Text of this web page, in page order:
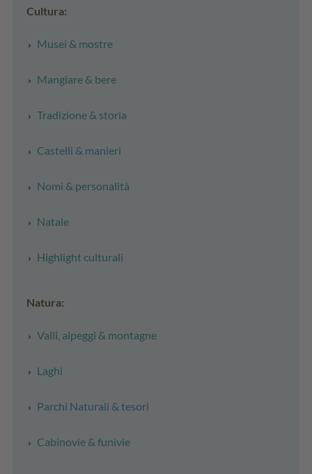
Cultura:
Musei & mostre
Mangiare & bere
Tradizione & storia
Castelli & manieri
Nomi & personalità
Natale
Highlight culturali
Natura:
Valli, alpeggi & montagne
Laghi
Parchi Naturali & tesori
Cabinovie & funivie